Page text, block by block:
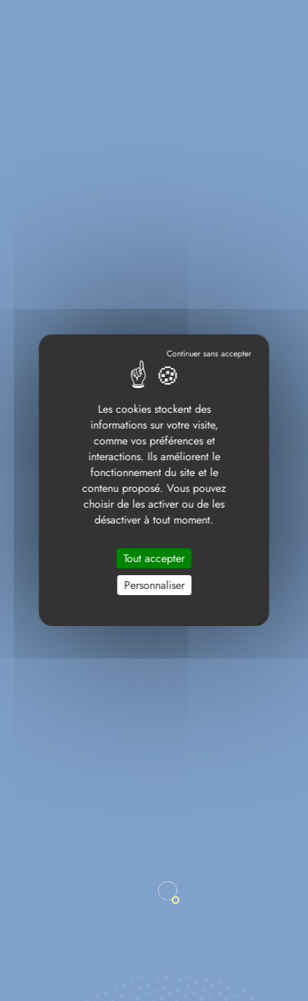
Les cookies stockent des
informations sur votre visite,
comme vos préférences et
interactions. Ils améliorent le
fonctionnement du site et le
contenu proposé. Vous pouvez
choisir de les activer ou de les
désactiver à tout moment.
Tout accepter
Personnaliser